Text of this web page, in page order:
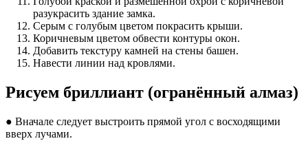
разукрасить здание замка.
Серым с голубым цветом покрасить крыши.
Коричневым цветом обвести контуры окон.
Добавить текстуру камней на стены башен.
Навести линии над кровлями.
Рисуем бриллиант (огранённый алмаз)
● Вначале следует выстроить прямой угол с восходящими
вверх лучами.